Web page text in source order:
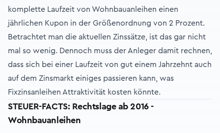
komplette Laufzeit von Wohnbauanleihen einen
jährlichen Kupon in der Größenordnung von 2 Prozent.
Betrachtet man die aktuellen Zinssätze, ist das gar nicht
mal so wenig. Dennoch muss der Anleger damit rechnen,
dass sich bei einer Laufzeit von gut einem Jahrzehnt auch
auf dem Zinsmarkt einiges passieren kann, was
Fixzinsanleihen Attraktivität kosten könnte.
STEUER-FACTS: Rechtslage ab 2016 -
Wohnbauanleihen